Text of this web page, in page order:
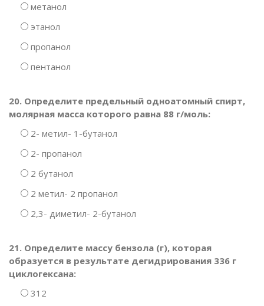
метанол
этанол
пропанол
пентанол
20. Определите предельный одноатомный спирт,
молярная масса которого равна 88 г/моль:
2- метил- 1-бутанол
2- пропанол
2 бутанол
2 метил- 2 пропанол
2,3- диметил- 2-бутанол
21. Определите массу бензола (г), которая
образуется в результате дегидрирования 336 г
циклогексана:
312